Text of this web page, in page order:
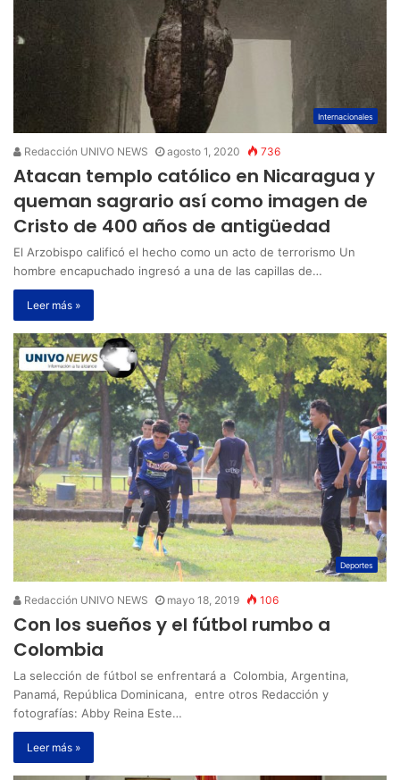
Internacionales
Redacción UNIVO NEWS agosto 1, 2020 736
Atacan templo católico en Nicaragua y
queman sagrario así como imagen de
Cristo de 400 años de antigüedad
El Arzobispo calificó el hecho como un acto de terrorismo Un
hombre encapuchado ingresó a una de las capillas de…
Leer más »
Deportes
Redacción UNIVO NEWS mayo 18, 2019 106
Con los sueños y el fútbol rumbo a
Colombia
La selección de fútbol se enfrentará a Colombia, Argentina,
Panamá, República Dominicana, entre otros Redacción y
fotografías: Abby Reina Este…
Leer más »